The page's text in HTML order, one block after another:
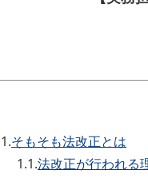
1.そもそも法改正とは
1.1.法改正が行われる